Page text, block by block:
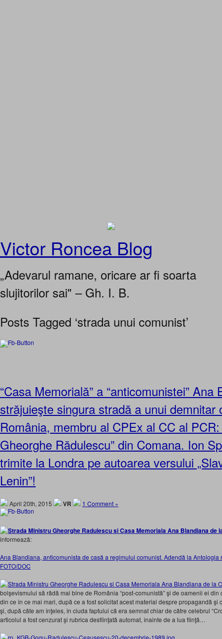
Victor Roncea Blog
„Adevarul ramane, oricare ar fi soarta
slujitorilor sai" – Gh. I. B.
Posts Tagged ‘strada unui comunist’
“Casa Memorială” a “anticomunistei” Ana
străjuieşte singura stradă a unui demnitar
România, membru al CPEx al CC al
Gheorghe Rădulescu” din Comana. Ion
trimite la Londra pe autoarea versului
Lenin”!
April 20th, 2015 VR 1 Comment »
informează:
Ana Blandiana, anticomunista de casă a regimului comunist. Adendă la
FOTO/DOC
bolşevismului să râdă mai bine de România “post-comunistă” şi de oamenii ei
din ce în ce mai mari, după ce a fost solicitat acest material despre propagandă şi
şi, după câte am înţeles, în ciuda faptului că era semnat chiar de către celebrul
articolul a fost cenzurat şi rubrica desfiinţată automat, înainte de a lua fiinţă…